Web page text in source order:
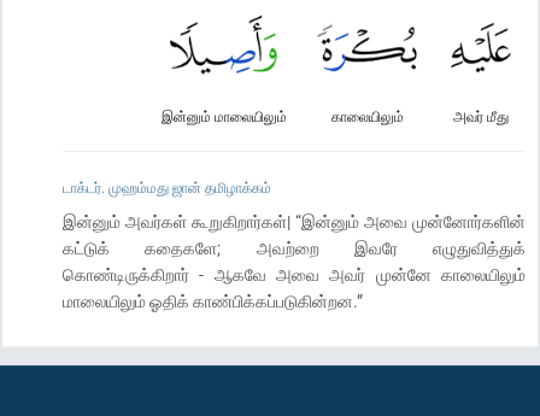
அவர் மீது
காலையிலும்
இன்னும் மாலையிலும்
டாக்டர். முஹம்மது ஜான் தமிழாக்கம்
இன்னும் அவர்கள் கூறுகிறார்கள்| “இன்னும் அவை முன்னோர்களின்
கட்டுக் கதைகளே; அவற்றை இவரே எழுதுவித்துக்
கொண்டிருக்கிறார் - ஆகவே அவை அவர் முன்னே காலையிலும்
மாலையிலும் ஓதிக் காண்பிக்கப்படுகின்றன.”